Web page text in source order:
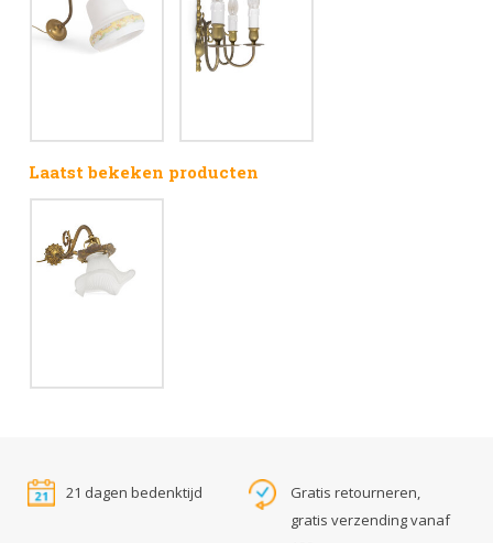
Laatst bekeken producten
21 dagen bedenktijd
Gratis retourneren,
gratis verzending vanaf